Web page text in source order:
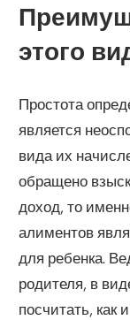
этого
Простота
является
вида их
обращено
доход, то
алиментов
для ребенка.
родителя, в
посчитать, как